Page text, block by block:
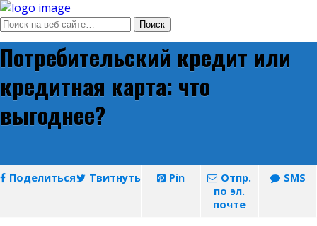
Потребительский кредит или
кредитная карта: что
выгоднее?
Поделиться Твитнуть Pin
Отпр.
по эл.
почте
SMS